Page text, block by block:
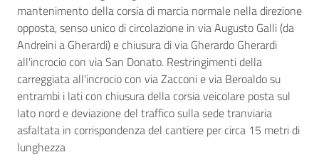
mantenimento della corsia di marcia normale nella direzione
opposta, senso unico di circolazione in via Augusto Galli (da
Andreini a Gherardi) e chiusura di via Gherardo Gherardi
all'incrocio con via San Donato. Restringimenti della
carreggiata all'incrocio con via Zacconi e via Beroaldo su
entrambi i lati con chiusura della corsia veicolare posta sul
lato nord e deviazione del traffico sulla sede tranviaria
asfaltata in corrispondenza del cantiere per circa 15 metri di
lunghezza